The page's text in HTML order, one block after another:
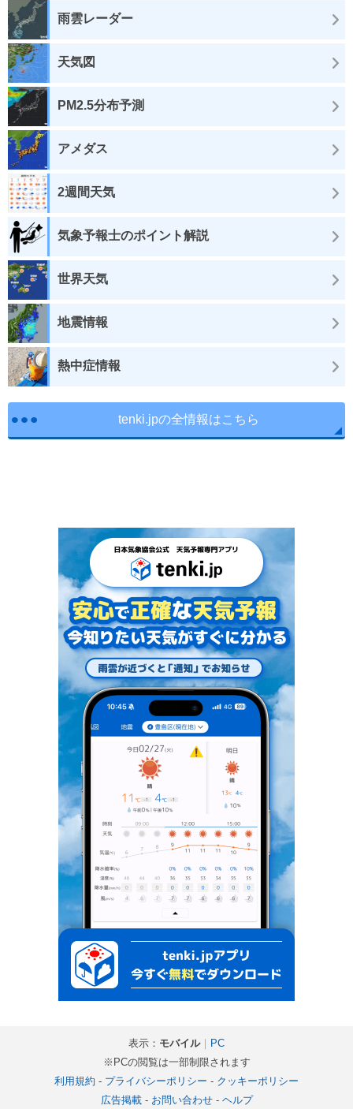
雨雲レーダー
天気図
PM2.5分布予測
アメダス
2週間天気
気象予報士のポイント解説
世界天気
地震情報
熱中症情報
tenki.jpの全情報はこちら
表示： モバイル｜ PC
※PCの閲覧は一部制限されます
利用規約 - プライバシーポリシー - クッキーポリシー
広告掲載- お問い合わせ- ヘルプ